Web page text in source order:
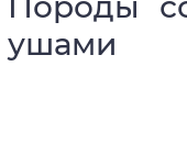
ушами